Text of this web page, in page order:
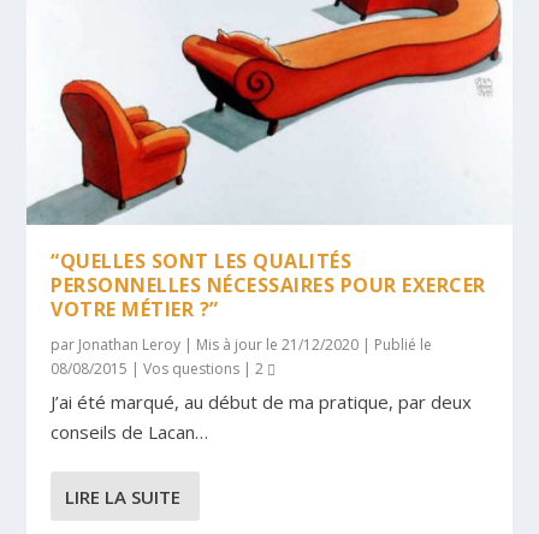
“QUELLES SONT LES QUALITÉS
PERSONNELLES NÉCESSAIRES POUR EXERCER
VOTRE MÉTIER ?”
par Jonathan Leroy | Mis à jour le 21/12/2020 | Publié le
08/08/2015 |Vos questions |2
J’ai été marqué, au début de ma pratique, par deux
conseils de Lacan…
LIRE LA SUITE